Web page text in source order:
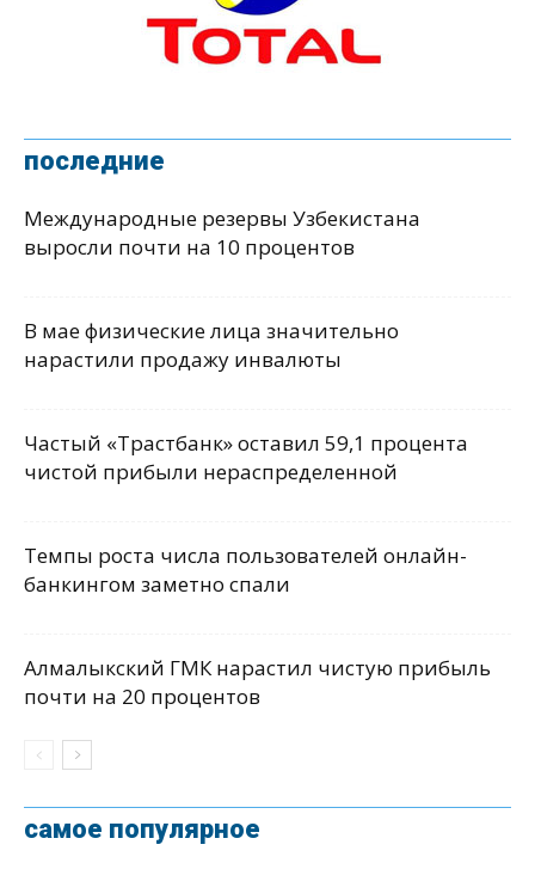
последние
Международные резервы Узбекистана
выросли почти на 10 процентов
В мае физические лица значительно
нарастили продажу инвалюты
Частый «Трастбанк» оставил 59,1 процента
чистой прибыли нераспределенной
Темпы роста числа пользователей онлайн-
банкингом заметно спали
Алмалыкский ГМК нарастил чистую прибыль
почти на 20 процентов
самое популярное